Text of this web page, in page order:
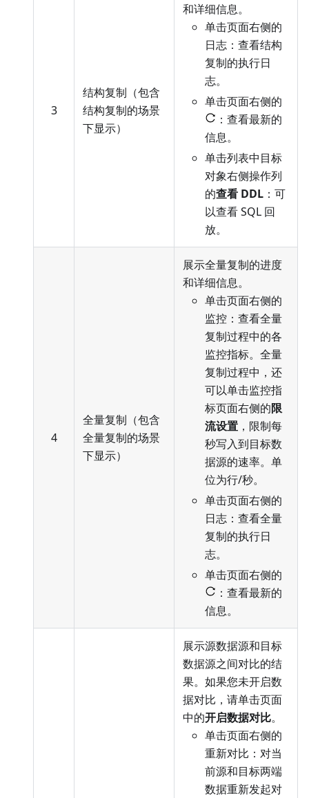
3
结构复制（包含
结构复制的场景
下显示）
和详细信息。
单击页面右侧的
日志：查看结构
复制的执行日
志。
单击页面右侧的
：查看最新的
信息。
单击列表中目标
对象右侧操作列
的查看 DDL ：可
以查看 SQL 回
放。
4
全量复制（包含
全量复制的场景
下显示）
展示全量复制的进度
和详细信息。
单击页面右侧的
监控：查看全量
复制过程中的各
监控指标。全量
复制过程中，还
可以单击监控指
标页面右侧的限
流设置 ，限制每
秒写入到目标数
据源的速率。单
位为行/秒。
单击页面右侧的
日志：查看全量
复制的执行日
志。
单击页面右侧的
：查看最新的
信息。
展示源数据源和目标
数据源之间对比的结
果。如果您未开启数
据对比，请单击页面
中的开启数据对比。
单击页面右侧的
重新对比：对当
前源和目标两端
数据重新发起对